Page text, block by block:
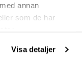
annan
som de har
Visa detaljer